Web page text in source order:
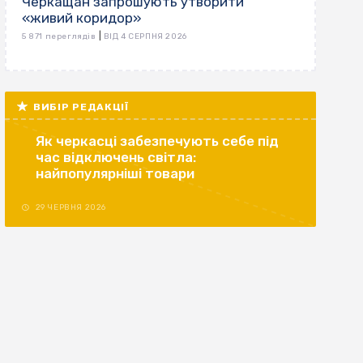
«живий коридор»
5 871 переглядів ВІД 4 СЕРПНЯ 2026
ВИБІР РЕДАКЦІЇ
Як черкасці забезпечують себе під
час відключень світла:
найпопулярніші товари
29 ЧЕРВНЯ 2026